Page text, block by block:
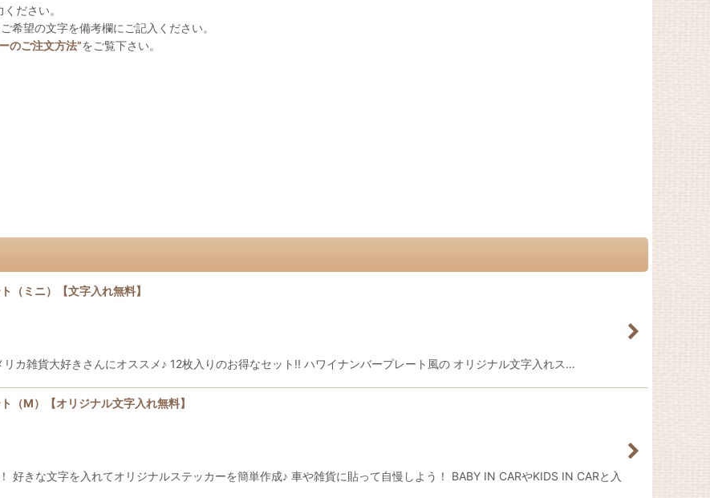
ださい。
希望の文字を備考欄にご記入ください。
のご注文方法”をご覧下さい。
（ミニ）【文字入れ無料】
雑貨大好きさんにオススメ♪ 12枚入りのお得なセット!! ハワイナンバープレート風の オリジナル文字入れス…
（M）【オリジナル文字入れ無料】
好きな文字を入れてオリジナルステッカーを簡単作成♪ 車や雑貨に貼って自慢しよう！ BABY IN CARやKIDS IN CARと入